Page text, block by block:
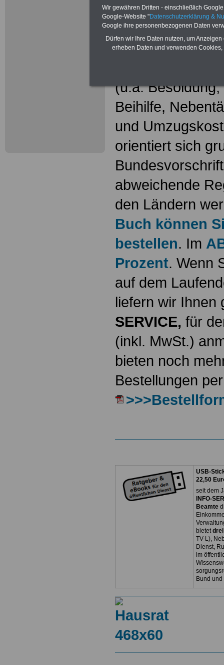
Das beliebte
und Beamte"
(u.a.
Beihilfe,
und
orientiert sich
abweichende
den Ländern
Buch können
bestellen. Im
Prozent. Wenn
auf dem
liefern wir
SERVICE, für
(inkl. MwSt.)
bieten noch
Bestellungen
USB-
22,50
seit dem
INFO-
Beamte
bietet
TV-L),
Dienst,
im
Bund
Wir gewähren Dritten - einschließlich
Google-Website "Datenschutzerklärung &
Google ihre personenbezogenen Daten
Dürfen wir Ihre Daten nutzen, um
erheben Daten und verwenden